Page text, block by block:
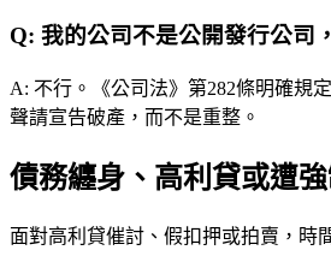
Q: 我的公司不是公開發行公司
A: 不行。《公司法》第282條明確規
聲請宣告破產，而不是重整。
債務纏身、高利貸或遭
面對高利貸催討、假扣押或拍賣，時